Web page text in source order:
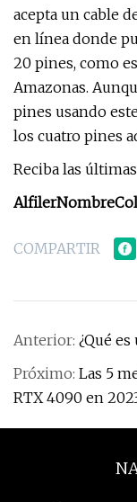
acepta un cable
en línea donde
20 pines, como
Amazonas.
pines usando
los cuatro pines
Reciba las
AlfilerNombre
COMPARTIR
Anterior: ¿Qué es
Próximo: Las 5
RTX 4090 en